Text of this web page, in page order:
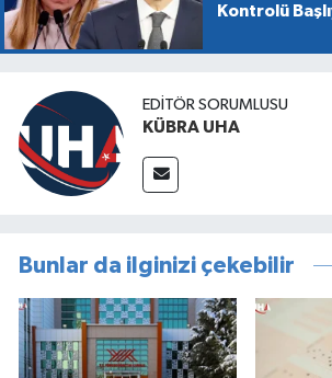
Kontrolü
EDİTÖR SORUMLUSU
KÜBRA UHA
Bunlar da ilginizi çekebilir